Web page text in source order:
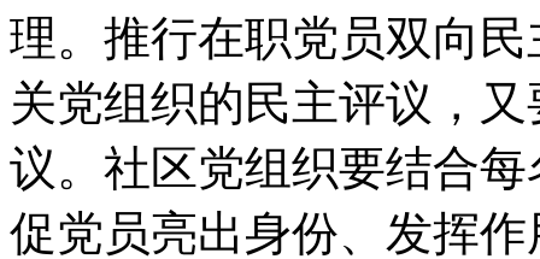
理。推行在职党员双向
关党组织的民主评议，
议。社区党组织要结合
促党员亮出身份、发挥